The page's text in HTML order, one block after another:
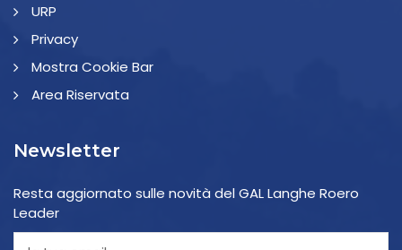
URP
Privacy
Mostra Cookie Bar
Area Riservata
Newsletter
Resta aggiornato sulle novità del GAL Langhe Roero
Leader